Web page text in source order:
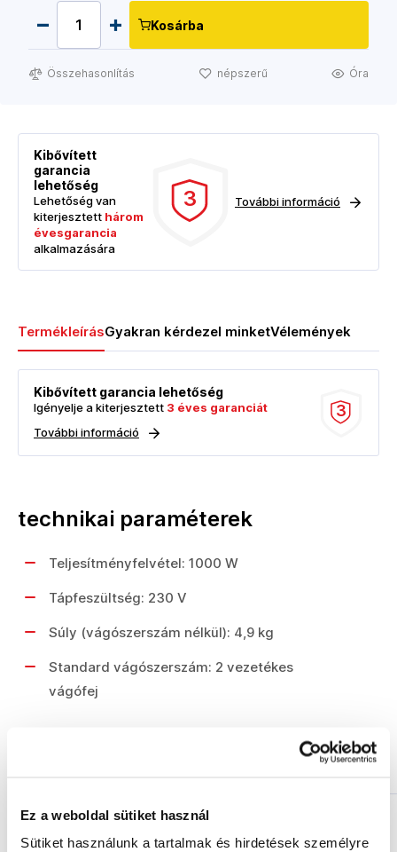
Ez a weboldal sütiket használ
Sütiket használunk a tartalmak és hirdetések személyre
Kosárba
Összehasonlítás népszerű Óra
Kibővített
garancia
lehetőség
Lehetőség van
kiterjesztett három
évesgarancia
alkalmazására
3 További információ
TermékleírásGyakran kérdezel minketVélemények
3
Kibővített garancia lehetőség
Igényelje a kiterjesztett 3 éves garanciát
További információ
technikai paraméterek
Teljesítményfelvétel: 1000 W
Tápfeszültség: 230 V
Súly (vágószerszám nélkül): 4,9 kg
Standard vágószerszám: 2 vezetékes
vágófej
Akció